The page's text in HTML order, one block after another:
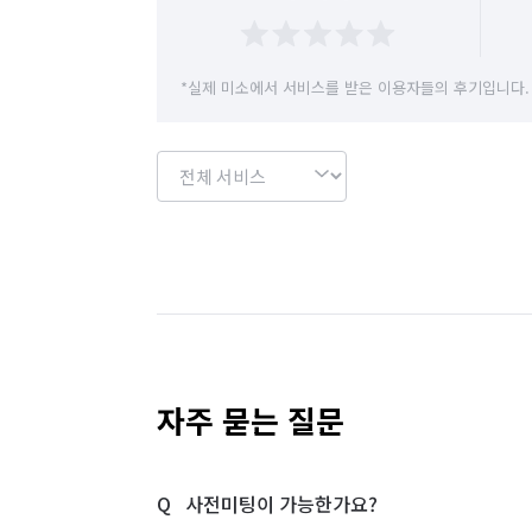
*실제 미소에서 서비스를 받은 이용자들의 후기입니다.
자주 묻는 질문
사전미팅이 가능한가요?